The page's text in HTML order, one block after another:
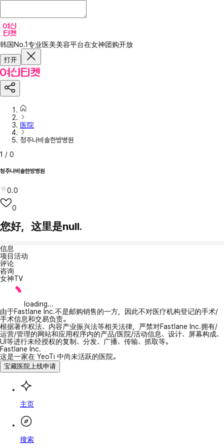
韩国No.1专业医美美容平台在女神团购开放
打开
医院
청주나비솔한방병원
1 / 0
청주나비솔한방병원
0.0
0
您好，这里是null.
信息
项目活动
评论
咨询
女神TV
loading...
由于Fastlane Inc.不是邮购销售的一方，因此不对医疗机构登记的手术/
手术信息和交易负责。
根据著作权法、内容产业振兴法等相关法律，严禁对Fastlane Inc.拥有/
运营/管理的网站和应用程序内的产品/医院/活动信息、设计、屏幕构成、
UI等进行未经授权的复制、分发、广播、传输、抓取等。
Fastlane Inc.
这是一家在 YeoTi 中尚未活跃的医院。
宝藏医院上线申请
主页
搜索